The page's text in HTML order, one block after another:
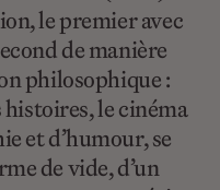
le premier avec
de manière
philosophique :
histoires, le cinéma
et d’humour, se
de vide, d’un